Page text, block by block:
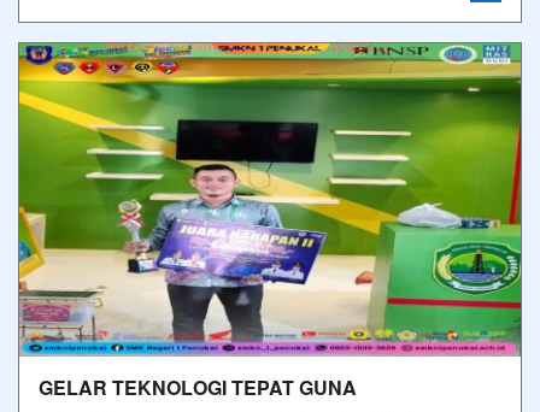
GELAR TEKNOLOGI TEPAT GUNA